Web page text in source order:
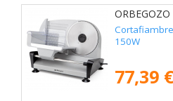
150W
77,39 €